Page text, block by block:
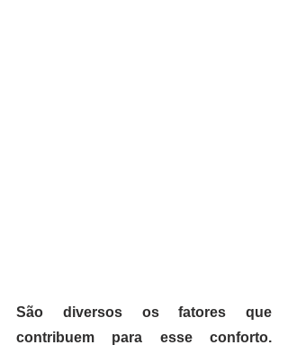
São diversos os fatores que
contribuem para esse conforto.